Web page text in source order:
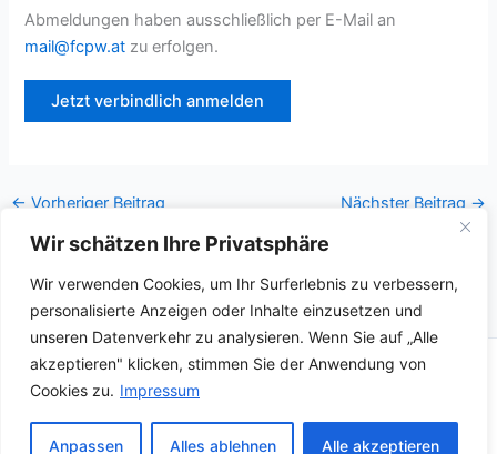
Wir schätzen Ihre Privatsphäre
Wir verwenden Cookies, um Ihr Surferlebnis zu verbessern,
personalisierte Anzeigen oder Inhalte einzusetzen und
unseren Datenverkehr zu analysieren. Wenn Sie auf „Alle
akzeptieren" klicken, stimmen Sie der Anwendung von
Cookies zu. Impressum
Anpassen Alles ablehnen Alle akzeptieren
Abmeldungen haben ausschließlich per E-Mail an
mail@fcpw.at zu erfolgen.
t
e
n
a
v
e
← Vorheriger Beitrag Nächster Beitrag →
Copyright © 2026
Impressum